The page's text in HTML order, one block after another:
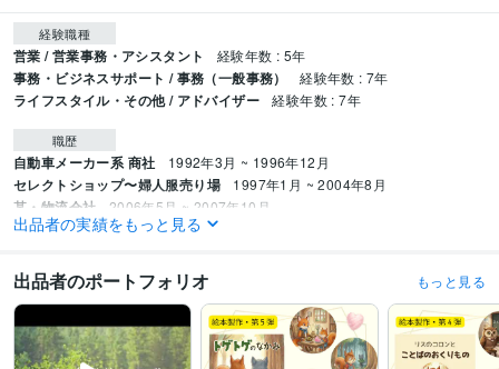
経験職種
営業 / 営業事務・アシスタント 経験年数 : 5年
事務・ビジネスサポート / 事務（一般事務） 経験年数 : 7年
ライフスタイル・その他 / アドバイザー 経験年数 : 7年
職歴
自動車メーカー系 商社 1992年3月 ~ 1996年12月
セレクトショップ〜婦人服売り場 1997年1月 ~ 2004年8月
某・物流会社 2006年5月 ~ 2007年10月
全国展開の雑貨店本社 2013年3月 ~ 2019年6月
受賞歴
ココナラブログ始めました♪
絵本『シェルルとキラキラの葉っぱ』Kindle
出版 『しなやかさ～心を緩める小さなヒント～』Kindle出版 絵本『きつ
ねのステップ』Kindle出版
絵本『ルナとコタのおうち』Kindle出版 絵本
出品者の実績をもっと見る
出品者のポートフォリオ もっと見る